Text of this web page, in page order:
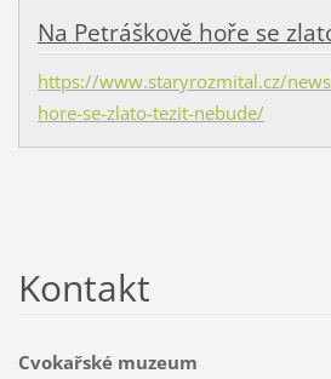
Na Petráškově hoře se
https://www.staryrozmital.cz/
hore-se-zlato-tezit-nebude/
Kontakt
Cvokařské muzeum